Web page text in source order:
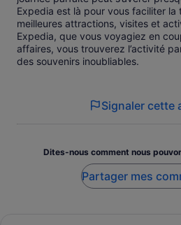
Expedia est là pour vous faciliter la
meilleures attractions, visites et
Expedia, que vous voyagiez en
affaires, vous trouverez l’activité
des souvenirs inoubliables.
Signaler cette
Dites-nous comment nous
Partager mes